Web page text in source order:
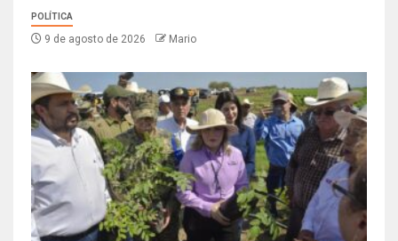
POLÍTICA
9 de agosto de 2026 Mario